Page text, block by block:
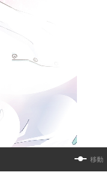
移動